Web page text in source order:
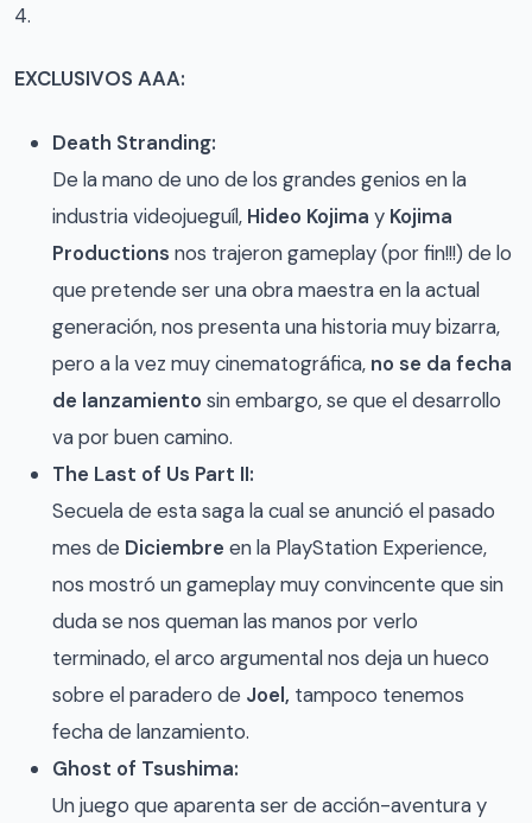
4.
EXCLUSIVOS AAA:
Death Stranding:
De la mano de uno de los grandes genios en la
industria videojueguíl, Hideo Kojima y Kojima
Productions nos trajeron gameplay (por fin!!!) de lo
que pretende ser una obra maestra en la actual
generación, nos presenta una historia muy bizarra,
pero a la vez muy cinematográfica, no se da fecha
de lanzamiento sin embargo, se que el desarrollo
va por buen camino.
The Last of Us Part II:
Secuela de esta saga la cual se anunció el pasado
mes de Diciembre en la PlayStation Experience,
nos mostró un gameplay muy convincente que sin
duda se nos queman las manos por verlo
terminado, el arco argumental nos deja un hueco
sobre el paradero de Joel, tampoco tenemos
fecha de lanzamiento.
Ghost of Tsushima:
Un juego que aparenta ser de acción-aventura y